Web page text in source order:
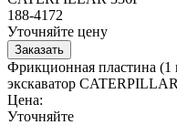
188-4172
Уточняйте цену
Фрикционная пластина (1
экскаватор
Цена:
Уточняйте